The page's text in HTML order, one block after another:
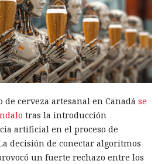
cerveza artesanal en Canadá se
tras la introducción
artificial en el proceso de
decisión de conectar algoritmos
un fuerte rechazo entre los